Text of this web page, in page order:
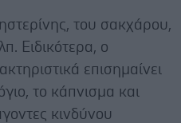
του σακχάρου,
Ειδικότερα, ο
επισημαίνει
το κάπνισμα και
κινδύνου